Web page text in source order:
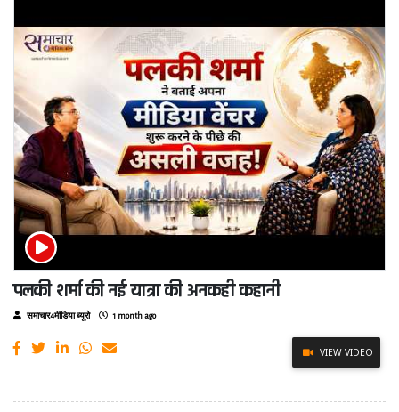
पलकी शर्मा की नई यात्रा की अनकही कहानी
समाचार4मीडिया ब्यूरो 1 month ago
VIEW VIDEO